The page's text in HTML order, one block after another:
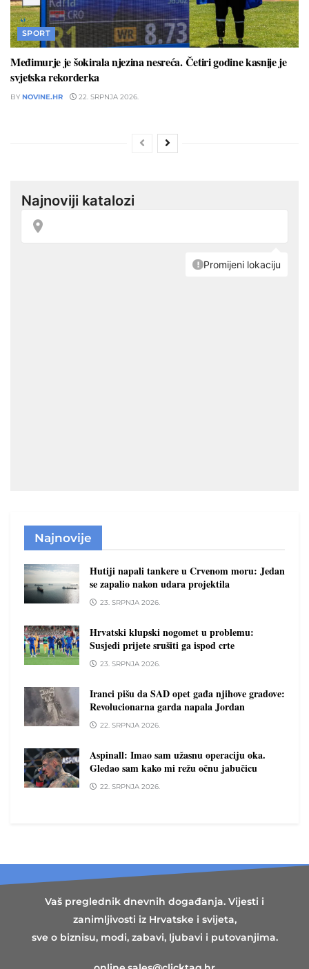
SPORT
Međimurje je šokirala njezina nesreća. Četiri godine kasnije je
svjetska rekorderka
BY NOVINE.HR 22. SRPNJA 2026.
Najnovije
Hutiji napali tankere u Crvenom moru: Jedan
se zapalio nakon udara projektila
23. SRPNJA 2026.
Hrvatski klupski nogomet u problemu:
Susjedi prijete srušiti ga ispod crte
23. SRPNJA 2026.
Iranci pišu da SAD opet gađa njihove gradove:
Revolucionarna garda napala Jordan
22. SRPNJA 2026.
Aspinall: Imao sam užasnu operaciju oka.
Gledao sam kako mi režu očnu jabučicu
22. SRPNJA 2026.
Vaš preglednik dnevnih događanja. Vijesti i
zanimljivosti iz Hrvatske i svijeta,
sve o biznisu, modi, zabavi, ljubavi i putovanjima.